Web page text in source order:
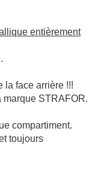
entièrement
la face arrière !!!
marque STRAFOR.
compartiment.
toujours